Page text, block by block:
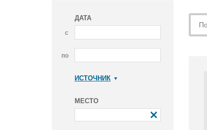
ДАТА
с
по
ИСТОЧНИК
МЕСТО